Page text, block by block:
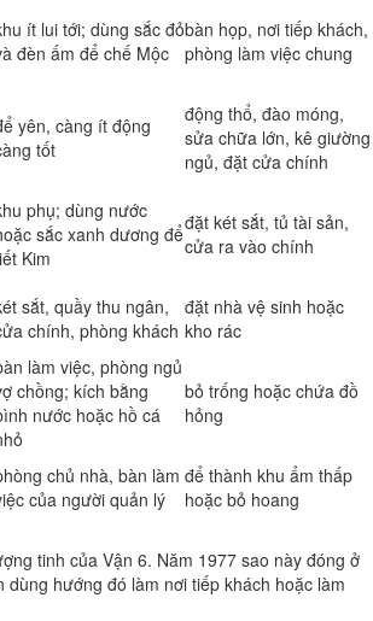
ít lui tới; dùng sắc đỏ
đèn ấm để chế Mộc
bàn họp, nơi tiếp khách,
phòng làm việc chung
yên, càng ít động
tốt
động thổ, đào móng,
sửa chữa lớn, kê giường
ngủ, đặt cửa chính
phụ; dùng nước
sắc xanh dương để
Kim
đặt két sắt, tủ tài sản,
cửa ra vào chính
sắt, quầy thu ngân,
chính, phòng khách
đặt nhà vệ sinh hoặc
kho rác
làm việc, phòng ngủ
chồng; kích bằng
nước hoặc hồ cá
bỏ trống hoặc chứa đồ
hỏng
chủ nhà, bàn làm
của người quản lý
để thành khu ẩm thấp
hoặc bỏ hoang
tinh của Vận 6. Năm 1977 sao này đóng ở
dùng hướng đó làm nơi tiếp khách hoặc làm